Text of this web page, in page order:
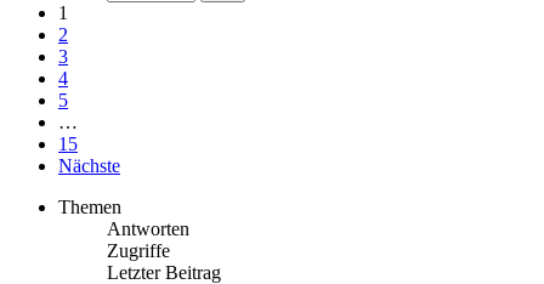
1
2
3
4
5
…
15
Nächste
Themen
Antworten
Zugriffe
Letzter Beitrag